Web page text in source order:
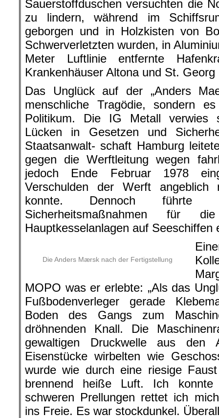
Sauerstoffduschen versuchten die
zu lindern, während im
geborgen und in Holzkisten von
Schwerverletzten wurden, in
Meter Luftlinie entfernte
Krankenhäuser Altona und St. Georg
Das Unglück auf der „Anders
menschliche Tragödie, sondern
Politikum. Die IG Metall verwies
Lücken in Gesetzen und
Staatsanwalt- schaft Hamburg
gegen die Werftleitung wegen
jedoch Ende Februar 1978
Verschulden der Werft angeblich
konnte. Dennoch führte
Sicherheitsmaßnahmen für
Hauptkesselanlagen auf Seeschiffen
Die Anders Mærsk nach der Fertigstellung
MOPO was er erlebte: „Als das
Fußbodenverleger gerade
Boden des Gangs zum
dröhnenden Knall. Die
gewaltigen Druckwelle aus den
Eisenstücke wirbelten wie
wurde wie durch eine riesige
brennend heiße Luft. Ich
schweren Prellungen rettet ich
ins Freie. Es war stockdunkel.